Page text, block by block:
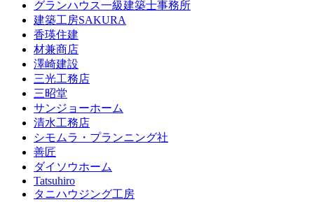
グランハウス一級建築士事務所
建築工房SAKURA
香瑛住建
材兼商店
澤崎建設
三光工務店
三昭堂
サンジョーホーム
清水工務店
シモムラ・プランニング社
善匠
ダイソウホーム
Tatsuhiro
タニハウジング工房